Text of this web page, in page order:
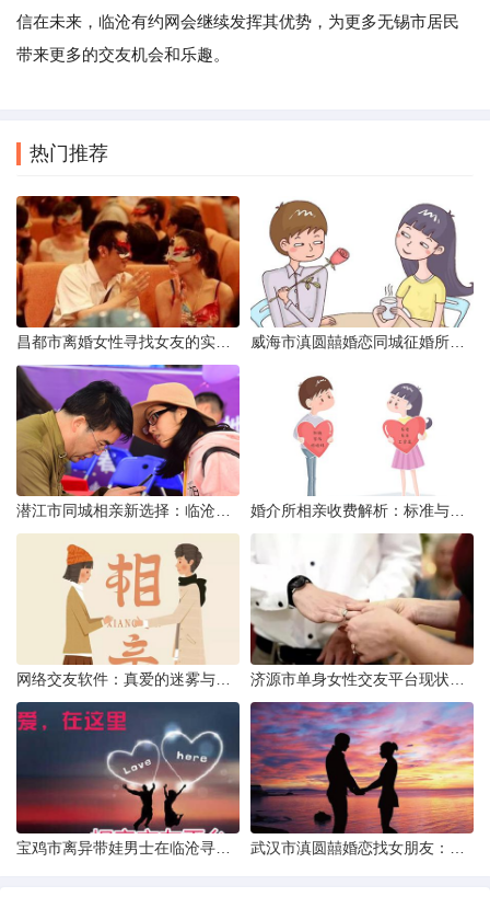
信在未来，临沧有约网会继续发挥其优势，为更多无锡市居民
带来更多的交友机会和乐趣。
热门推荐